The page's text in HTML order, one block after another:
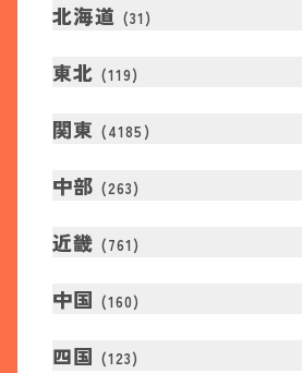
北海道 (31 )
東北 (119)
関東 (4185 )
中部 (263)
近畿 (761 )
中国 (160)
四国 (123)